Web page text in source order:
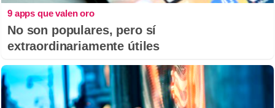
9 apps que valen oro
No son populares, pero sí
extraordinariamente útiles